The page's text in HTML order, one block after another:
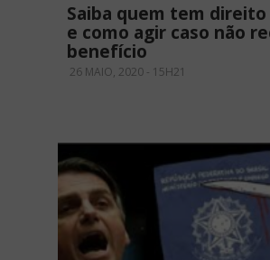
Saiba quem tem direito
e como agir caso não
benefício
26 MAIO, 2020 - 15H21